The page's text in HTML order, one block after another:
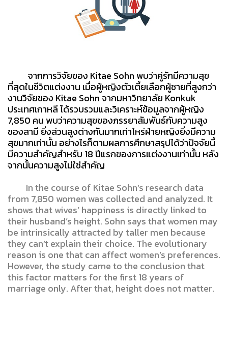
จากการวิจัยของ Kitae Sohn พบว่าคู่รักมีความสุข
ที่สุดในชีวิตแต่งงาน เมื่อผู้หญิงตัวเตี้ยเลือกผู้ชายที่สูงกว่า
งานวิจัยของ Kitae Sohn จากมหาวิทยาลัย Konkuk
ประเทศเกาหลี ได้รวบรวมและวิเคราะห์ข้อมูลจากผู้หญิง
7,850 คน พบว่าความสุขของภรรยาสัมพันธ์กับความสูง
ของสามี ยิ่งส่วนสูงต่างกันมากเท่าไหร่ฝ่ายหญิงยิ่งมีความ
สุขมากเท่านั้น อย่างไรก็ตามผลการศึกษาสรุปได้ว่าปัจจัยนี้
มีความสำคัญสำหรับ 18 ปีแรกของการแต่งงานเท่านั้น หลัง
จากนั้นความสูงไม่ใช่สำคัญ
In the course of Kitae Sohn’s research data
from 7,850 women was collected and analyzed. It
shows that wives’ happiness is directly linked to
their husband’s height. Sohn says that women may
be intrinsically attracted by taller men because
they can’t explain their choice. The evolutionary
reason is one that can affect women’s preferences.
However, the study came to the conclusion that
this factor matters for the first 18 years of
marriage only. After that, height does not matter.